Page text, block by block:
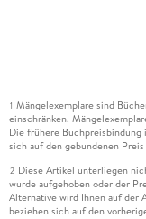
1 Mängelexemplare sind
einschränken.
Die frühere Buchpreisbindung
sich auf den gebundenen
2 Diese Artikel unterliegen
wurde aufgehoben oder der
Alternative wird Ihnen auf der
beziehen sich auf den